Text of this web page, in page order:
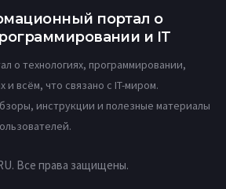
портал о
и IT
о технологиях, программировании,
и всём, что связано с IT-миром.
инструкции и полезные материалы
Все права защищены.